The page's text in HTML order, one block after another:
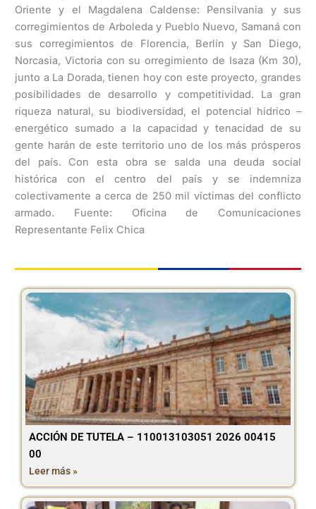
Oriente y el Magdalena Caldense: Pensilvania y sus
corregimientos de Arboleda y Pueblo Nuevo, Samaná con
sus corregimientos de Florencia, Berlín y San Diego,
Norcasia, Victoria con su orregimiento de Isaza (Km 30),
junto a La Dorada, tienen hoy con este proyecto, grandes
posibilidades de desarrollo y competitividad. La gran
riqueza natural, su biodiversidad, el potencial hídrico –
energético sumado a la capacidad y tenacidad de su
gente harán de este territorio uno de los más prósperos
del país. Con esta obra se salda una deuda social
histórica con el centro del país y se indemniza
colectivamente a cerca de 250 mil víctimas del conflicto
armado. Fuente: Oficina de Comunicaciones
Representante Felix Chica
ACCIÓN DE TUTELA – 110013103051 2026 00415
00
Leer más »